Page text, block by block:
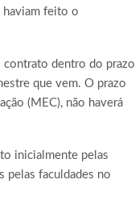
haviam feito o
contrato dentro do prazo
que vem. O prazo
(MEC), não haverá
inicialmente pelas
pelas faculdades no